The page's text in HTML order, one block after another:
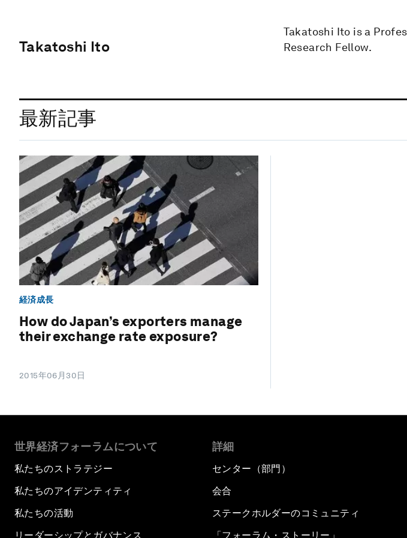
Takatoshi Ito
Takatoshi Ito is a
Research Fellow.
最新記事
経済成長
How do Japan’s exporters manage
their exchange rate exposure?
2015年06月30日
世界経済フォーラムについて
私たちのストラテジー
私たちのアイデンティティ
私たちの活動
リーダーシップとガバナンス
詳細
センター（部門）
会合
ステークホルダーのコミュニティ
「フォーラム・ストーリー」